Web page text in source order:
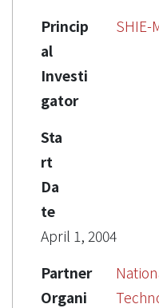
Princip
al
Investi
gator
SHIE-
Sta
rt
Da
te
April 1, 2004
Partner
Organi